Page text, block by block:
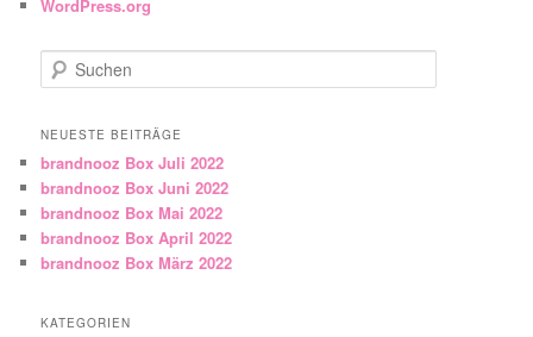
WordPress.org
Suchen
NEUESTE BEITRÄGE
brandnooz Box Juli 2022
brandnooz Box Juni 2022
brandnooz Box Mai 2022
brandnooz Box April 2022
brandnooz Box März 2022
KATEGORIEN